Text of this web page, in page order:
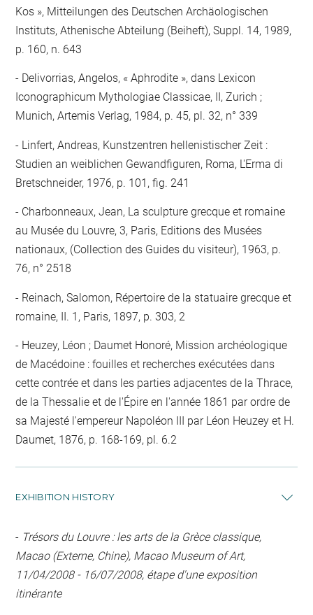
Kos », Mitteilungen des Deutschen Archäologischen
Instituts, Athenische Abteilung (Beiheft), Suppl. 14, 1989,
p. 160, n. 643
Delivorrias, Angelos, « Aphrodite », dans Lexicon
Iconographicum Mythologiae Classicae, II, Zurich ;
Munich, Artemis Verlag, 1984, p. 45, pl. 32, n° 339
Linfert, Andreas, Kunstzentren hellenistischer Zeit :
Studien an weiblichen Gewandfiguren, Roma, L'Erma di
Bretschneider, 1976, p. 101, fig. 241
Charbonneaux, Jean, La sculpture grecque et romaine
au Musée du Louvre, 3, Paris, Editions des Musées
nationaux, (Collection des Guides du visiteur), 1963, p.
76, n° 2518
Reinach, Salomon, Répertoire de la statuaire grecque et
romaine, II. 1, Paris, 1897, p. 303, 2
Heuzey, Léon ; Daumet Honoré, Mission archéologique
de Macédoine : fouilles et recherches exécutées dans
cette contrée et dans les parties adjacentes de la Thrace,
de la Thessalie et de l'Épire en l'année 1861 par ordre de
sa Majesté l'empereur Napoléon III par Léon Heuzey et H.
Daumet, 1876, p. 168-169, pl. 6.2
EXHIBITION HISTORY
- Trésors du Louvre : les arts de la Grèce classique,
Macao (Externe, Chine), Macao Museum of Art,
11/04/2008 - 16/07/2008, étape d'une exposition
itinérante